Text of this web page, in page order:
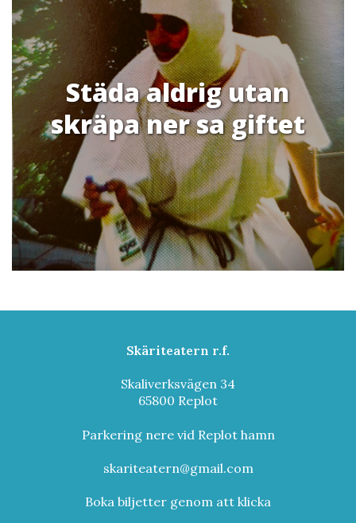
Städa aldrig utan
skräpa ner sa giftet
Skäriteatern r.f.
Skaliverksvägen 34
65800 Replot
Parkering nere vid Replot hamn
skariteatern@gmail.com
Boka biljetter genom att klicka